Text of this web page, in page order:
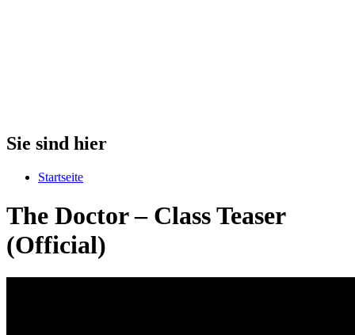
Sie sind hier
Startseite
The Doctor – Class Teaser
(Official)